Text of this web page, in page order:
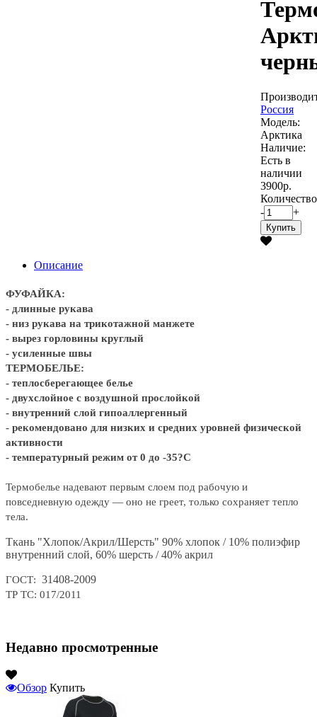
Россия
Модель:
Арктика
Наличие:
Есть в
наличии
3900р.
Количество
-
+
Купить
Описание
ФУФАЙКА:
- длинные рукава
- низ рукава на трикотажной манжете
- вырез горловины круглый
- усиленные швы
ТЕРМОБЕЛЬЕ:
- теплосберегающее белье
- двухслойное с воздушной прослойкой
- внутренний слой гипоаллергенный
- рекомендовано для низких и средних уровней физической
активности
- температурный режим от 0 до -35?С
Термобелье надевают первым слоем под рабочую и
повседневную одежду — оно не греет, только сохраняет тепло
тела.
Ткань "Хлопок/Акрил/Шерсть" 90% хлопок / 10% полиэфир
внутренний слой, 60% шерсть / 40% акрил
ГОСТ: 31408-2009
ТР ТС: 017/2011
Недавно просмотренные
Обзор Купить